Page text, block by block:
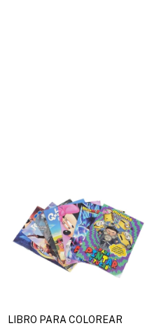
LIBRO PARA COLOREAR